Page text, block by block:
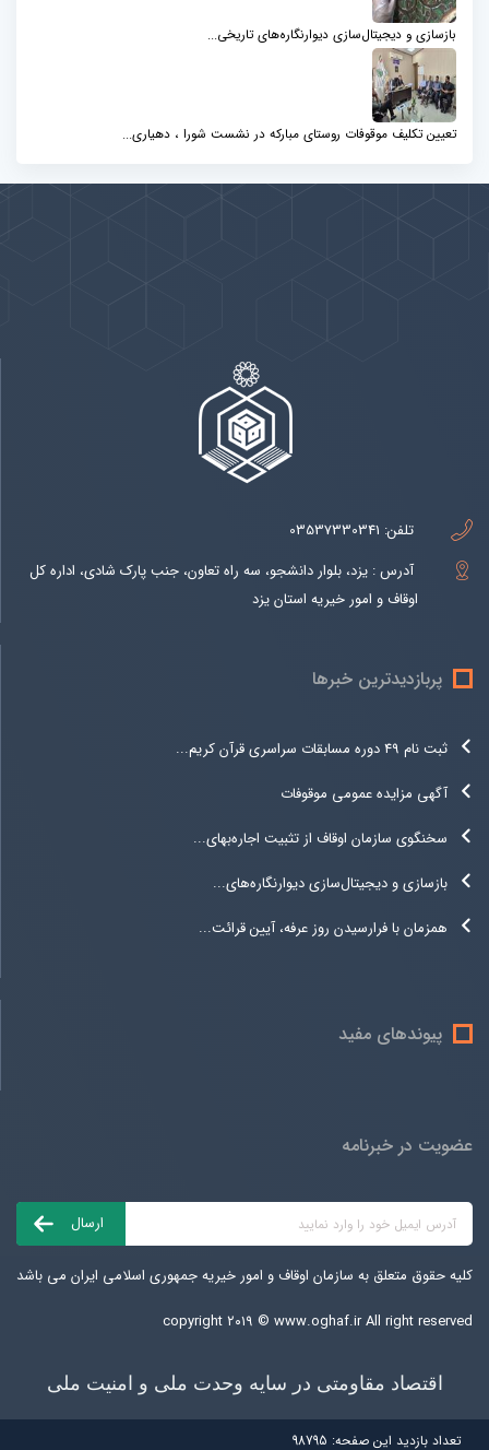
بازسازی و دیجیتال‌سازی دیوارنگاره‌های تاریخی...
تعیین تکلیف موقوفات روستای مبارکه در نشست شورا ، دهیاری...
تلفن: 03537330341
آدرس : یزد، بلوار دانشجو، سه راه تعاون، جنب پارک شادی، اداره کل
اوقاف و امور خیریه استان یزد
پربازدیدترین خبرها
ثبت نام 49 دوره مسابقات سراسری قرآن کریم...
آگهی مزایده عمومی موقوفات
سخنگوی سازمان اوقاف از تثبیت اجاره‌بهای...
بازسازی و دیجیتال‌سازی دیوارنگاره‌های...
همزمان با فرارسیدن روز عرفه، آیین قرائت...
پیوندهای مفید
عضویت در خبرنامه
کلیه حقوق متعلق به سازمان اوقاف و امور خیریه جمهوری اسلامی ایران می باشد
copyright ۲۰۱۹ © www.oghaf.irAll right reserved
اقتصاد مقاومتی در سایه وحدت ملی و امنیت ملی
تعداد بازديد اين صفحه: 98795